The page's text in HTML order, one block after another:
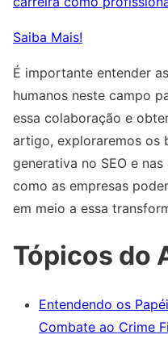
Saiba Mais!
É importante entender
humanos neste campo
essa colaboração e
artigo, exploraremos os
generativa no SEO e
como as empresas
em meio a essa
Tópicos do
Entendendo os
Combate ao Crime